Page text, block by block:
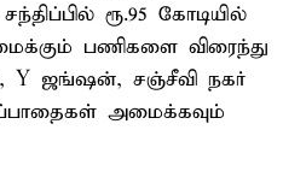
ரூ.95 கோடியில்
பணிகளை விரைந்து
Y ஜங்ஷன், சஞ்சீவி நகர்
அமைக்கவும்